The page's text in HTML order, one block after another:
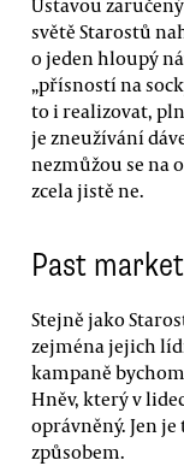
Ústavou
světě Starostů
o jeden hloupý
„přísností na
to i realizovat,
je zneužívání
nezmůžou se na
zcela jistě ne.
Past
Stejně jako
zejména jejich
kampaně
Hněv, který v
oprávněný. Jen
způsobem.